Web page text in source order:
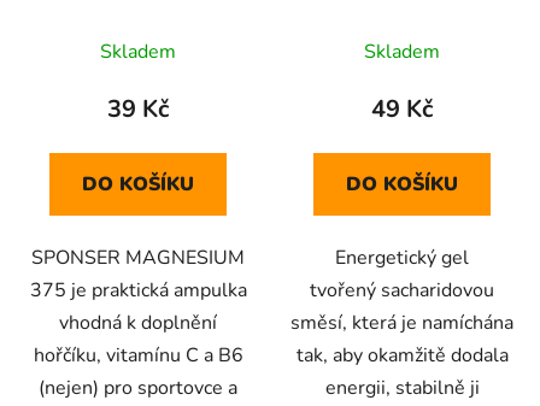
Skladem
39 Kč
DO KOŠÍKU
SPONSER MAGNESIUM
375 je praktická ampulka
vhodná k doplnění
hořčíku, vitamínu C a B6
(nejen) pro sportovce a
Skladem
49 Kč
DO KOŠÍKU
Energetický gel
tvořený sacharidovou
směsí, která je namíchána
tak, aby okamžitě dodala
energii, stabilně ji